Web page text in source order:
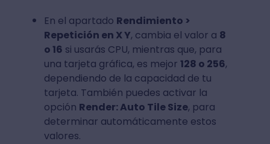
En el apartado Rendimiento >
Repetición en X Y, cambia el valor a 8
o 16 si usarás CPU, mientras que, para
una tarjeta gráfica, es mejor 128 o 256,
dependiendo de la capacidad de tu
tarjeta. También puedes activar la
opción Render: Auto Tile Size, para
determinar automáticamente estos
valores.